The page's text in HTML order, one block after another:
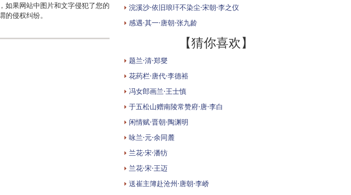
如果网站中图片和文字侵犯了您的
侵权纠纷。
浣溪沙·依旧琅玕不染尘·宋朝·李之仪
感遇·其一·唐朝·张九龄
【猜你喜欢】
题兰·清·郑燮
花药栏·唐代·李德裕
冯女郎画兰·王士慎
于五松山赠南陵常赞府·唐·李白
闲情赋·晋朝·陶渊明
咏兰·元·余同麓
兰花·宋·潘牥
兰花·宋·王迈
送崔主簿赴沧州·唐朝·李峤